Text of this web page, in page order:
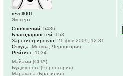
revolt001
Эксперт
Сообщений: 5486
Благодарностей: 153
Зарегистрирован: 21 фев 2009, 12:31
Откуда: Москва, Черногория
Рейтинг: 1034
Майами (США)
Будучность (Черногория)
Маракана (Бразилия)